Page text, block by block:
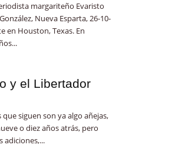
margariteño Evaristo
Nueva Esparta, 26-10-
en Houston, Texas. En
y el Libertador
que siguen son ya algo añejas,
o diez años atrás, pero
adiciones,...